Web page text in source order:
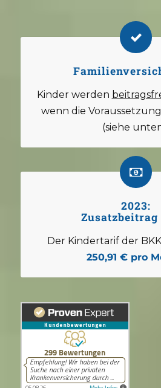
Kinder werden
wenn die
(siehe
2023:
Zusatzbeitrag
Der Kindertarif der
250,91 € pro